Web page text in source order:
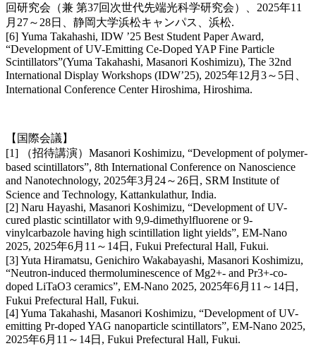
回研究会（兼 第37回次世代先端光科学研究会）、2025年11
月27～28日、静岡大学浜松キャンパス、浜松.
[6] Yuma Takahashi, IDW ’25 Best Student Paper Award,
“Development of UV-Emitting Ce-Doped YAP Fine Particle
Scintillators”(Yuma Takahashi, Masanori Koshimizu), The 32nd
International Display Workshops (IDW’25), 2025年12月3～5日、
International Conference Center Hiroshima, Hiroshima.
【国際会議】
[1] （招待講演）Masanori Koshimizu, “Development of polymer-
based scintillators”, 8th International Conference on Nanoscience
and Nanotechnology, 2025年3月24～26日, SRM Institute of
Science and Technology, Kattankulathur, India.
[2] Naru Hayashi, Masanori Koshimizu, “Development of UV-
cured plastic scintillator with 9,9-dimethylfluorene or 9-
vinylcarbazole having high scintillation light yields”, EM-Nano
2025, 2025年6月11～14日, Fukui Prefectural Hall, Fukui.
[3] Yuta Hiramatsu, Genichiro Wakabayashi, Masanori Koshimizu,
“Neutron-induced thermoluminescence of Mg2+- and Pr3+-co-
doped LiTaO3 ceramics”, EM-Nano 2025, 2025年6月11～14日,
Fukui Prefectural Hall, Fukui.
[4] Yuma Takahashi, Masanori Koshimizu, “Development of UV-
emitting Pr-doped YAG nanoparticle scintillators”, EM-Nano 2025,
2025年6月11～14日, Fukui Prefectural Hall, Fukui.